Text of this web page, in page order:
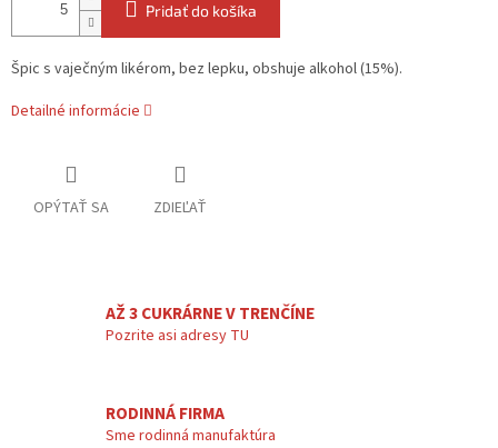
Pridať do košíka
Špic s vaječným likérom, bez lepku, obshuje alkohol (15%).
Detailné informácie
OPÝTAŤ SA ZDIEĽAŤ
AŽ 3 CUKRÁRNE V TRENČÍNE
Pozrite asi adresy TU
RODINNÁ FIRMA
Sme rodinná manufaktúra